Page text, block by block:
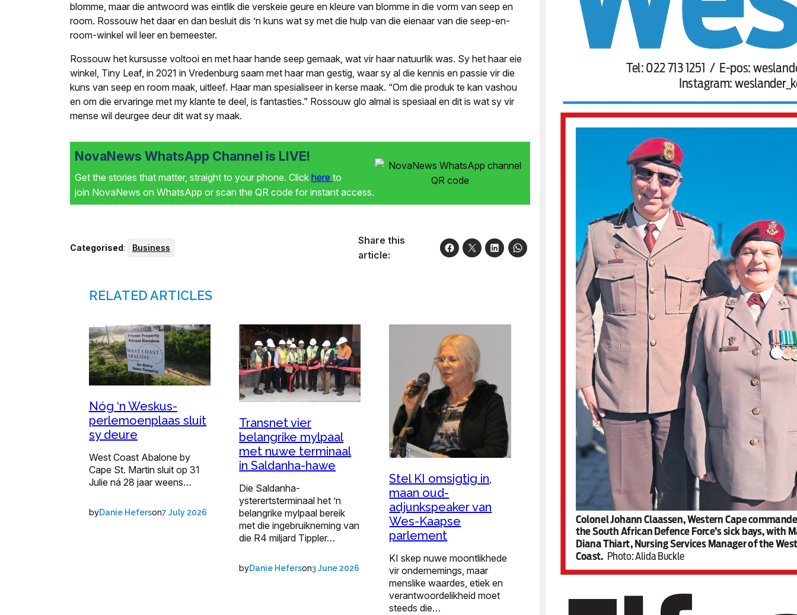
blomme, maar die antwoord was eintlik die verskeie geure en kleure van blomme in die vorm van seep en
room. Rossouw het daar en dan besluit dis ’n kuns wat sy met die hulp van die eienaar van die seep-en-
room-winkel wil leer en bemeester.
Rossouw het kursusse voltooi en met haar hande seep gemaak, wat vir haar natuurlik was. Sy het haar eie
winkel, Tiny Leaf, in 2021 in Vredenburg saam met haar man gestig, waar sy al die kennis en passie vir die
kuns van seep en room maak, uitleef. Haar man spesialiseer in kerse maak. “Om die produk te kan vashou
en om die ervaringe met my klante te deel, is fantasties.” Rossouw glo almal is spesiaal en dit is wat sy vir
mense wil deurgee deur dit wat sy maak.
NovaNews WhatsApp Channel is LIVE!
Get the stories that matter, straight to your phone. Click here to
join NovaNews on WhatsApp or scan the QR code for instant access.
Categorised: Business
Share this
article:
RELATED ARTICLES
Nóg ‘n Weskus-
perlemoenplaas sluit
sy deure
West Coast Abalone by
Cape St. Martin sluit op 31
Julie ná 28 jaar weens…
byDanie Heferson7 July 2026
Transnet vier
belangrike mylpaal
met nuwe terminaal
in Saldanha-hawe
Die Saldanha-
ysterertsterminaal het ’n
belangrike mylpaal bereik
met die ingebruikneming van
die R4 miljard Tippler…
byDanie Heferson3 June 2026
Stel KI omsigtig in,
maan oud-
adjunkspeaker van
Wes-Kaapse
parlement
KI skep nuwe moontlikhede
vir ondernemings, maar
menslike waardes, etiek en
verantwoordelikheid moet
steeds die…